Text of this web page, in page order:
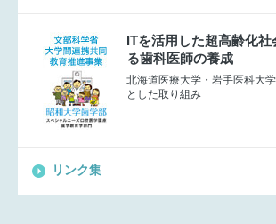
ITを活用した超高齢化社
る歯科医師の養成
北海道医療大学・岩手医科大
とした取り組み
リンク集